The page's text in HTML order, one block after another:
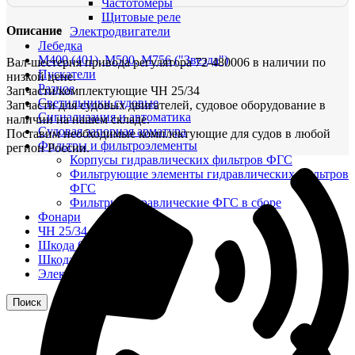
Частотомеры
Щитовые реле
Электродвигатели
Лебедка
М400 (401), М500, М756 ("Звезда")
Пускатели
Разное
Светильники судовые
Сигнализация и автоматика
Судовая запорная арматура
Фильтры и фильтроэлементы
Корпусы гидравлических фильтров ФГС
Фильтрующие элементы гидравлических фильтров
ФГС
Фильтры гидравлические ФГС в сборе
Фонари
ЧН 25/34
Шкода 6S-160
Шкода-275
Электродвигатели
Поиск
Описание
Вал-шестерня привода регулятора 72-480006 в наличии по
низкой цене.
Запчасти/комплектующие ЧН 25/34
Запчасти для судовых двигателей, судовое оборудование в
наличии на нашем складе.
Поставим необходимые комплектующие для судов в любой
регион России.